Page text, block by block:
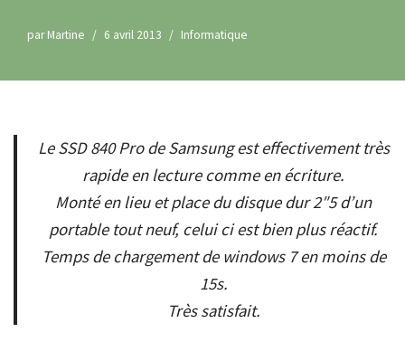
parMartine 6 avril 2013 Informatique
Le SSD 840 Pro de Samsung est effectivement très
rapide en lecture comme en écriture.
Monté en lieu et place du disque dur 2″5 d’un
portable tout neuf, celui ci est bien plus réactif.
Temps de chargement de windows 7 en moins de
15s.
Très satisfait.